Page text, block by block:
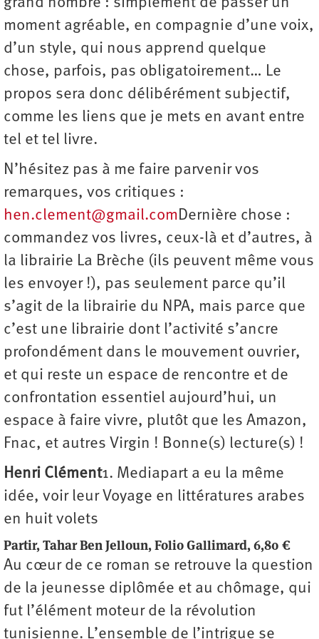
moment agréable, en compagnie d’une voix,
d’un style, qui nous apprend quelque
chose, parfois, pas obligatoirement… Le
propos sera donc délibérément subjectif,
comme les liens que je mets en avant entre
tel et tel livre.
N’hésitez pas à me faire parvenir vos
remarques, vos critiques :
hen.clement@gmail.comDernière chose :
commandez vos livres, ceux-là et d’autres, à
la librairie La Brèche (ils peuvent même vous
les envoyer !), pas seulement parce qu’il
s’agit de la librairie du NPA, mais parce que
c’est une librairie dont l’activité s’ancre
profondément dans le mouvement ouvrier,
et qui reste un espace de rencontre et de
confrontation essentiel aujourd’hui, un
espace à faire vivre, plutôt que les Amazon,
Fnac, et autres Virgin ! Bonne(s) lecture(s) !
Henri Clément1. Mediapart a eu la même
idée, voir leur Voyage en littératures arabes
en huit volets
Partir, Tahar Ben Jelloun, Folio Gallimard, 6,80 €
Au cœur de ce roman se retrouve la question
de la jeunesse diplômée et au chômage, qui
fut l’élément moteur de la révolution
tunisienne. L’ensemble de l’intrigue se